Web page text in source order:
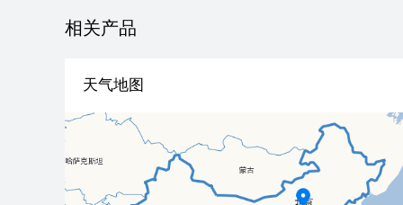
相关产品
天气地图